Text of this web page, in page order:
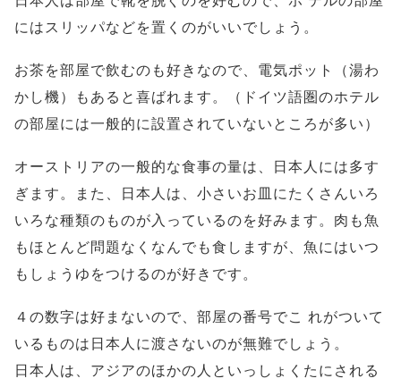
にはスリッパなどを置くのがいいでしょう。
お茶を部屋で飲むのも好きなので、電気ポット（湯わ
かし機）もあると喜ばれます。（ドイツ語圏のホテル
の部屋には一般的に設置されていないところが多い）
オーストリアの一般的な食事の量は、日本人には多す
ぎます。また、日本人は、小さいお皿にたくさんいろ
いろな種類のものが入っているのを好みます。肉も魚
もほとんど問題なくなんでも食しますが、魚にはいつ
もしょうゆをつけるのが好きです。
４の数字は好まないので、部屋の番号でこ れがついて
いるものは日本人に渡さないのが無難でしょう。
日本人は、アジアのほかの人といっしょくたにされる